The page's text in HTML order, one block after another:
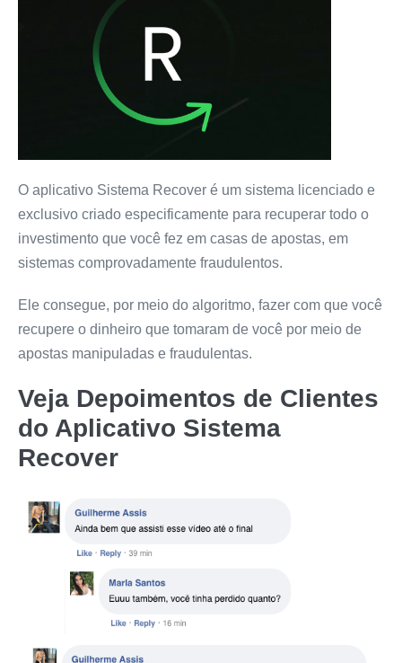
O aplicativo Sistema Recover é um sistema licenciado e
exclusivo criado especificamente para recuperar todo o
investimento que você fez em casas de apostas, em
sistemas comprovadamente fraudulentos.
Ele consegue, por meio do algoritmo, fazer com que você
recupere o dinheiro que tomaram de você por meio de
apostas manipuladas e fraudulentas.
Veja Depoimentos de Clientes
do Aplicativo Sistema
Recover